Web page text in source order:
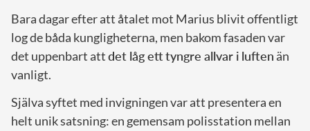
Bara dagar efter att åtalet mot Marius blivit offentligt
log de båda kungligheterna, men bakom fasaden var
det uppenbart attdet låg ett tyngre allvar i luften än
vanligt.
Själva syftet med invigningen var att presentera en
helt unik satsning: en gemensam polisstation mellan